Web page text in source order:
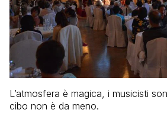
L’atmosfera è magica, i musicisti
cibo non è da meno.